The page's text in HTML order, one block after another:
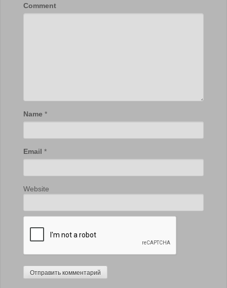
Comment
Name *
Email *
Website